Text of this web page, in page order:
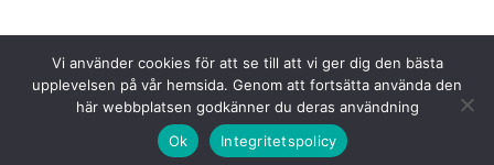
Copyright © 2026 Tina Gustafsson
Vi använder cookies för att se till att vi ger dig den bästa
upplevelsen på vår hemsida. Genom att fortsätta använda den
här webbplatsen godkänner du deras användning
Ok
Integritetspolicy